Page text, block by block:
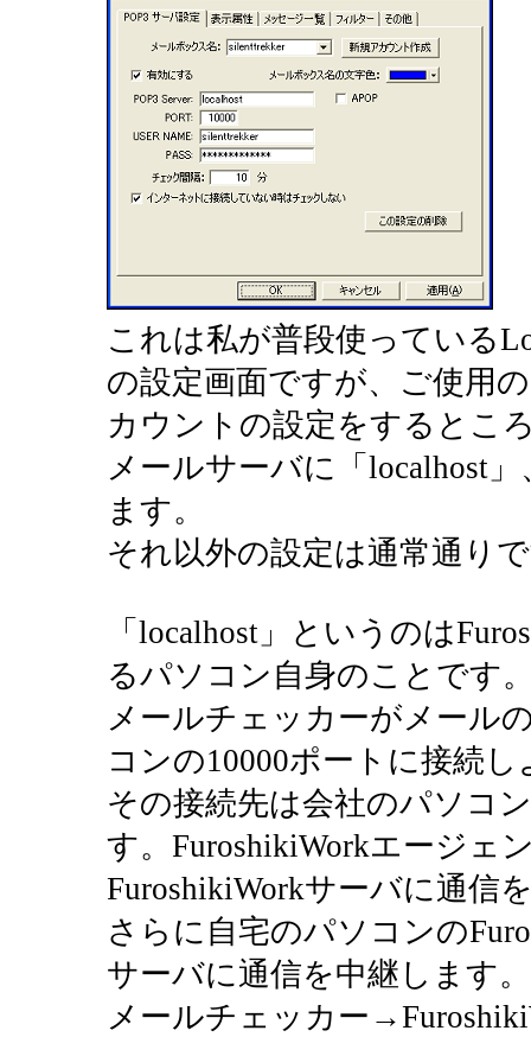
これは私が普段使っている
の設定画面ですが、ご使用
カウントの設定をするとこ
メールサーバに「localhost
ます。
それ以外の設定は通常通り
「localhost」というのは
るパソコン自身のことです
メールチェッカーがメール
コンの10000ポートに接続
その接続先は会社のパソコ
す。FuroshikiWorkエージェ
FuroshikiWorkサーバに通信
さらに自宅のパソコンの
サーバに通信を中継します。
メールチェッカー